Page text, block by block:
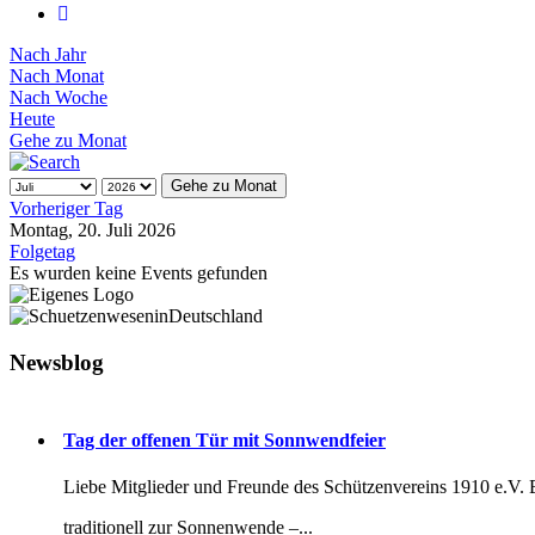
Nach Jahr
Nach Monat
Nach Woche
Heute
Gehe zu Monat
Gehe zu Monat
Vorheriger Tag
Montag, 20. Juli 2026
Folgetag
Es wurden keine Events gefunden
Newsblog
Tag der offenen Tür mit Sonnwendfeier
Liebe Mitglieder und Freunde des Schützenvereins 1910 e.V.
traditionell zur Sonnenwende –...